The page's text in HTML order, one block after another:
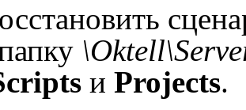
и Projects.